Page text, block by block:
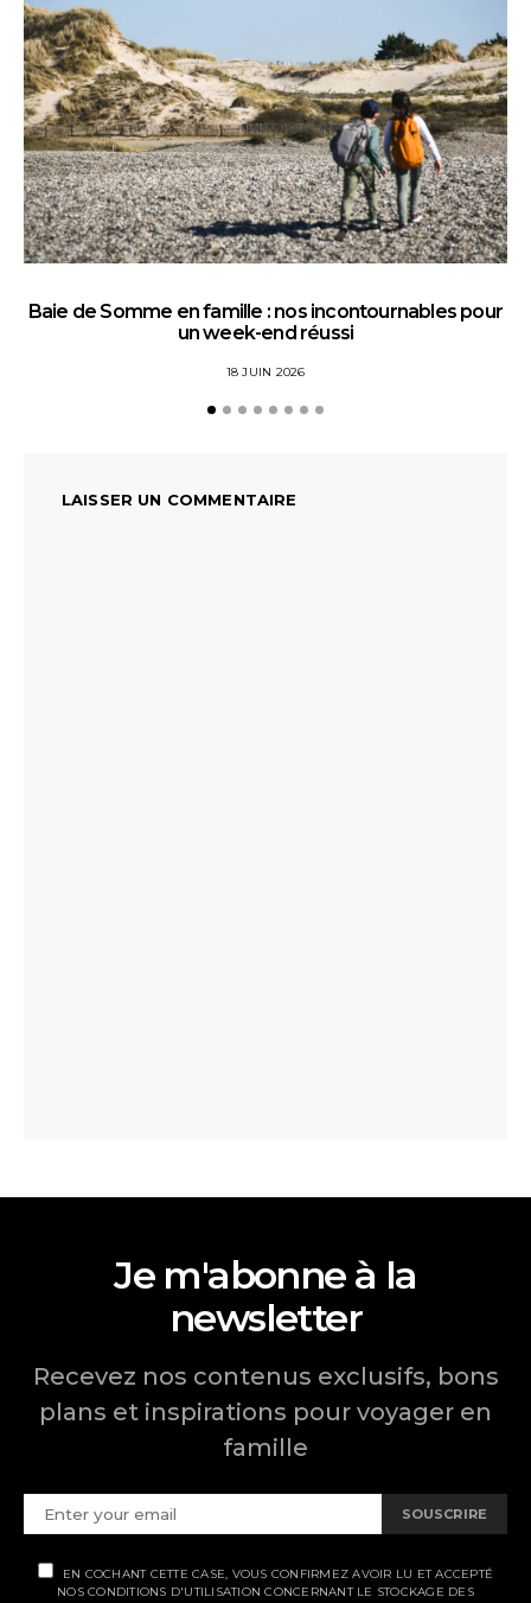
Baie de Somme en famille : nos incontournables pour
un week-end réussi
18 JUIN 2026
LAISSER UN COMMENTAIRE
Je m'abonne à la
newsletter
Recevez nos contenus exclusifs, bons
plans et inspirations pour voyager en
famille
SOUSCRIRE
EN COCHANT CETTE CASE, VOUS CONFIRMEZ AVOIR LU ET ACCEPTÉ
NOS CONDITIONS D'UTILISATION CONCERNANT LE STOCKAGE DES